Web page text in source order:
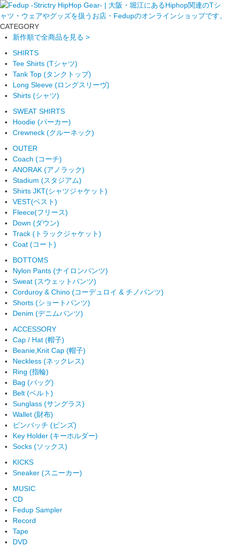
CATEGORY
新作順で全商品を見る >
SHIRTS
Tee Shirts (Tシャツ)
Tank Top (タンクトップ)
Long Sleeve (ロングスリーヴ)
Shirts (シャツ)
SWEAT SHIRTS
Hoodie (パーカー)
Crewneck (クルーネック)
OUTER
Coach (コーチ)
ANORAK (アノラック)
Stadium (スタジアム)
Shirts JKT(シャツジャケット)
VEST(ベスト)
Fleece(フリース)
Down (ダウン)
Track (トラックジャケット)
Coat (コート)
BOTTOMS
Nylon Pants (ナイロンパンツ)
Sweat (スウェットパンツ)
Corduroy & Chino (コーデュロイ & チノパンツ)
Shorts (ショートパンツ)
Denim (デニムパンツ)
ACCESSORY
Cap / Hat (帽子)
Beanie,Knit Cap (帽子)
Neckless (ネックレス)
Ring (指輪)
Bag (バッグ)
Belt (ベルト)
Sunglass (サングラス)
Wallet (財布)
ピンバッチ (ピンズ)
Key Holder (キーホルダー)
Socks (ソックス)
KICKS
Sneaker (スニーカー)
MUSIC
CD
Fedup Sampler
Record
Tape
DVD